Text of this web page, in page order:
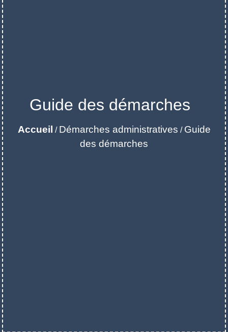
Guide des démarches
Accueil / Démarches administratives / Guide
des démarches